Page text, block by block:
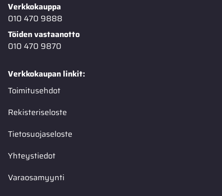
Verkkokauppa
010 470 9888
Töiden vastaanotto
010 470 9870
Verkkokaupan linkit:
Toimitusehdot
Rekisteriseloste
Tietosuojaseloste
Yhteystiedot
Varaosamyynti